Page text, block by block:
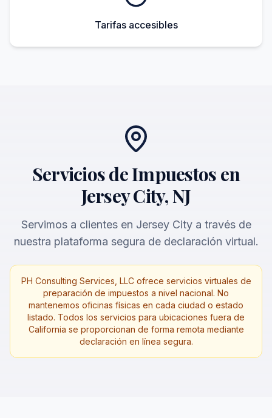
Tarifas accesibles
Servicios de Impuestos en
Jersey City, NJ
Servimos a clientes en Jersey City a través de
nuestra plataforma segura de declaración virtual.
PH Consulting Services, LLC ofrece servicios virtuales de
preparación de impuestos a nivel nacional. No
mantenemos oficinas físicas en cada ciudad o estado
listado. Todos los servicios para ubicaciones fuera de
California se proporcionan de forma remota mediante
declaración en línea segura.